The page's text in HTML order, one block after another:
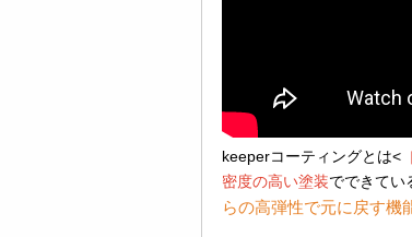
keeperコーティングとは<
密度の高い塗装でできてい
らの高弾性で元に戻す機